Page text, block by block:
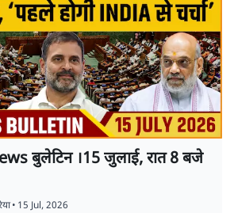
बुलेटिन ।15 जुलाई, रात 8 बजे
• 15 Jul, 2026